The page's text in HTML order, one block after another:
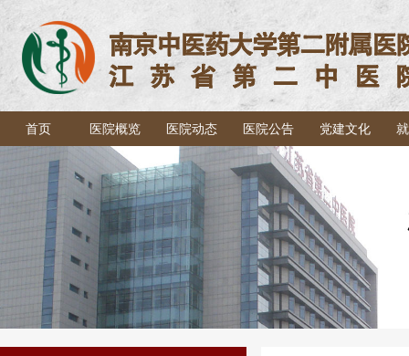
首页 医院概览 医院动态 医院公告 党建文化